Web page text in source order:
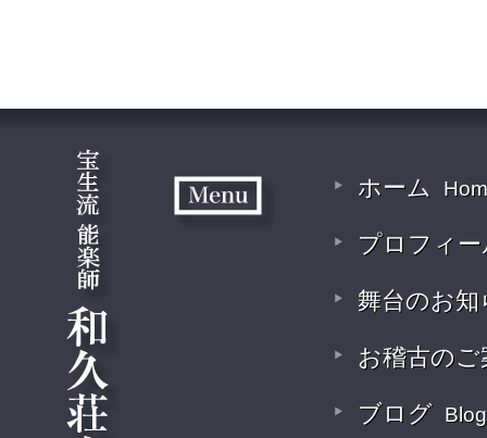
ホーム
プロフィ
舞台のお
お稽古の
ブログ Blog